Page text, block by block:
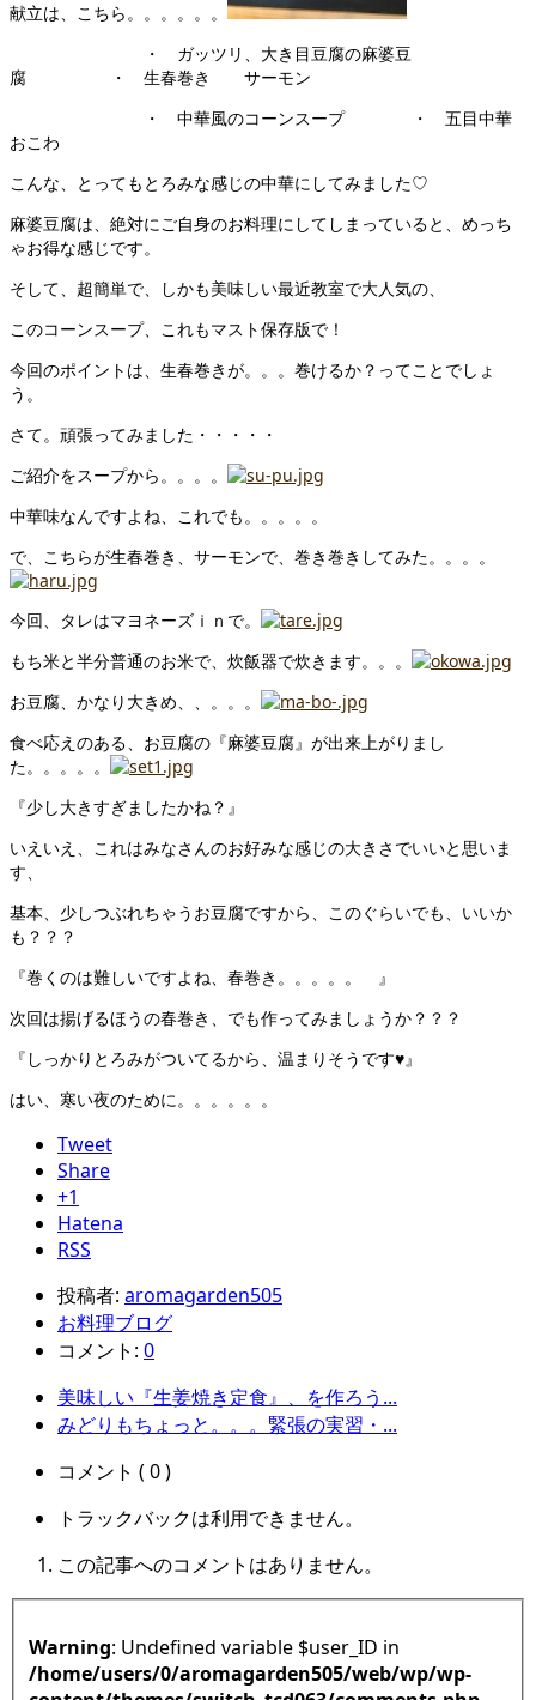
献立は、こちら。。。。。。
・ ガッツリ、大き目豆腐の麻婆豆
腐 ・ 生春巻き サーモン
・ 中華風のコーンスープ ・ 五目中華
おこわ
こんな、とってもとろみな感じの中華にしてみました♡
麻婆豆腐は、絶対にご自身のお料理にしてしまっていると、めっち
ゃお得な感じです。
そして、超簡単で、しかも美味しい最近教室で大人気の、
このコーンスープ、これもマスト保存版で！
今回のポイントは、生春巻きが。。。巻けるか？ってことでしょ
う。
さて。頑張ってみました・・・・・
ご紹介をスープから。。。。
中華味なんですよね、これでも。。。。。
で、こちらが生春巻き、サーモンで、巻き巻きしてみた。。。。
今回、タレはマヨネーズｉｎで。
もち米と半分普通のお米で、炊飯器で炊きます。。。
お豆腐、かなり大きめ、、。。。
食べ応えのある、お豆腐の『麻婆豆腐』が出来上がりまし
た。。。。。
『少し大きすぎましたかね？』
いえいえ、これはみなさんのお好みな感じの大きさでいいと思いま
す、
基本、少しつぶれちゃうお豆腐ですから、このぐらいでも、いいか
も？？？
『巻くのは難しいですよね、春巻き。。。。。 』
次回は揚げるほうの春巻き、でも作ってみましょうか？？？
『しっかりとろみがついてるから、温まりそうです♥』
はい、寒い夜のために。。。。。。
Tweet
Share
+1
Hatena
RSS
投稿者: aromagarden505
お料理ブログ
コメント: 0
美味しい『生姜焼き定食』、を作ろう...
みどりもちょっと。。。緊張の実習・...
コメント ( 0 )
トラックバックは利用できません。
この記事へのコメントはありません。
Warning : Undefined variable $user_ID in
/home/users/0/aromagarden505/web/wp/wp-